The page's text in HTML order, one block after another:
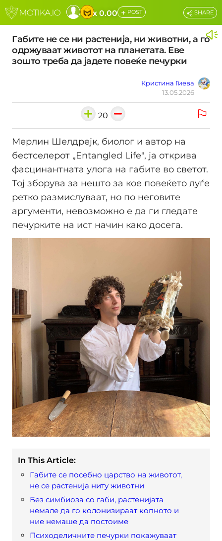
x 0.00 + POST
Габите не се ни растенија, ни животни, а го
одржуваат животот на планетата. Еве
зошто треба да јадете повеќе печурки
Кристина Гиева
13.05.2026
SHARE
20
Мерлин Шелдрејк, биолог и автор на
бестселерот „Entangled Life", ја открива
фасцинантната улога на габите во светот.
Тој зборува за нешто за кое повеќето луѓе
ретко размислуваат, но по неговите
аргументи, невозможно е да ги гледате
печурките на ист начин како досега.
In This Article:
Габите се посебно царство на животот,
не се растенија ниту животни
Без симбиоза со габи, растенијата
немале да го колонизираат копното и
ние немаше да постоиме
Психоделичните печурки покажуваат